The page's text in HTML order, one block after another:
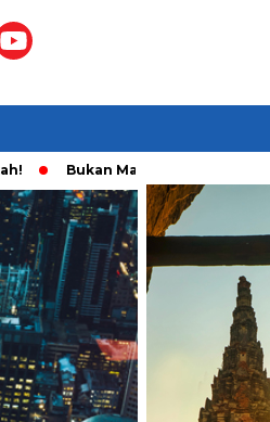
Main Sendiri, Ini Fakta Baru